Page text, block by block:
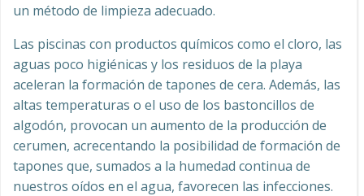
un método de limpieza adecuado.
Las piscinas con productos químicos como el cloro, las
aguas poco higiénicas y los residuos de la playa
aceleran la formación de tapones de cera. Además, las
altas temperaturas o el uso de los bastoncillos de
algodón, provocan un aumento de la producción de
cerumen, acrecentando la posibilidad de formación de
tapones que, sumados a la humedad continua de
nuestros oídos en el agua, favorecen las infecciones.